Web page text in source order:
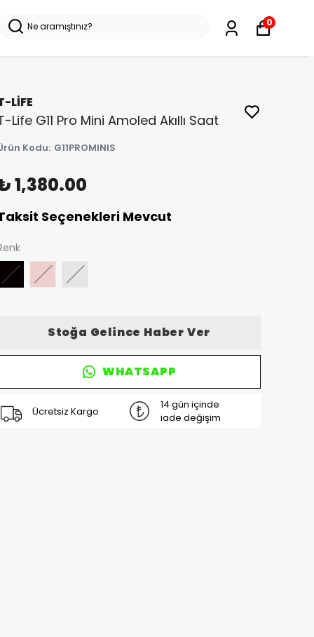
0
LİFE
Life G11 Pro Mini Amoled Akıllı Saat
Kodu: G11PROMINIS
1,380.00
Seçenekleri Mevcut
Stoğa Gelince Haber Ver
WHATSAPP
Ücretsiz Kargo
14 gün içinde
iade değişim